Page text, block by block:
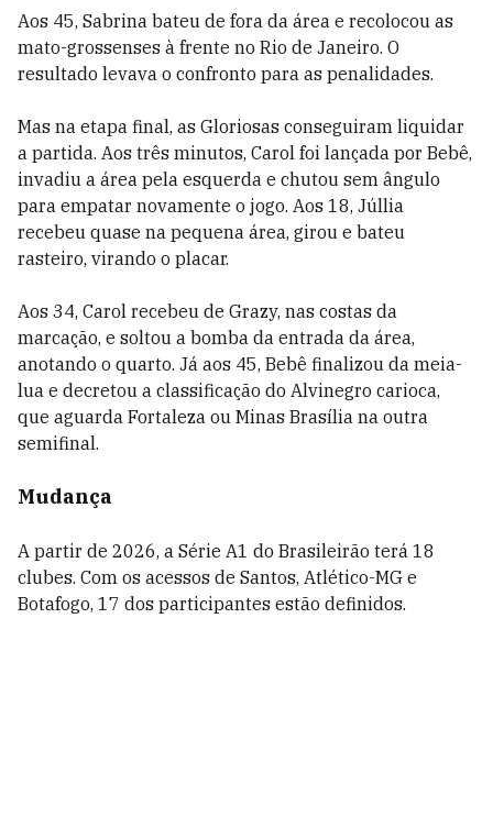
Aos 45, Sabrina bateu de fora da área e recolocou as
mato-grossenses à frente no Rio de Janeiro. O
resultado levava o confronto para as penalidades.
Mas na etapa final, as Gloriosas conseguiram liquidar
a partida. Aos três minutos, Carol foi lançada por Bebê,
invadiu a área pela esquerda e chutou sem ângulo
para empatar novamente o jogo. Aos 18, Júllia
recebeu quase na pequena área, girou e bateu
rasteiro, virando o placar.
Aos 34, Carol recebeu de Grazy, nas costas da
marcação, e soltou a bomba da entrada da área,
anotando o quarto. Já aos 45, Bebê finalizou da meia-
lua e decretou a classificação do Alvinegro carioca,
que aguarda Fortaleza ou Minas Brasília na outra
semifinal.
Mudança
A partir de 2026, a Série A1 do Brasileirão terá 18
clubes. Com os acessos de Santos, Atlético-MG e
Botafogo, 17 dos participantes estão definidos.